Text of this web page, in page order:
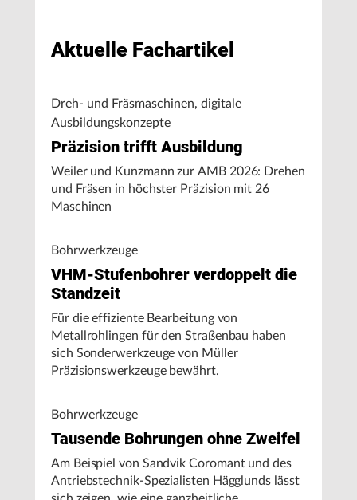
Aktuelle Fachartikel
Dreh- und Fräsmaschinen, digitale
Ausbildungskonzepte
Präzision trifft Ausbildung
Weiler und Kunzmann zur AMB 2026: Drehen
und Fräsen in höchster Präzision mit 26
Maschinen
Bohrwerkzeuge
VHM-Stufenbohrer verdoppelt die
Standzeit
Für die effiziente Bearbeitung von
Metallrohlingen für den Straßenbau haben
sich Sonderwerkzeuge von Müller
Präzisionswerkzeuge bewährt.
Bohrwerkzeuge
Tausende Bohrungen ohne Zweifel
Am Beispiel von Sandvik Coromant und des
Antriebstechnik-Spezialisten Hägglunds lässt